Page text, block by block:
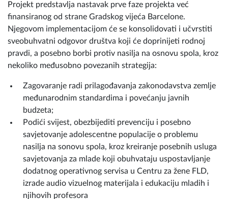
Projekt predstavlja nastavak prve faze projekta već
finansiranog od strane Gradskog vijeća Barcelone.
Njegovom implementacijom će se konsolidovati i učvrstiti
sveobuhvatni odgovor društva koji će doprinijeti rodnoj
pravdi, a posebno borbi protiv nasilja na osnovu spola, kroz
nekoliko međusobno povezanih strategija:
Zagovaranje radi prilagođavanja zakonodavstva zemlje
međunarodnim standardima i povećanju javnih
budzeta;
Podići svijest, obezbijediti prevenciju i posebno
savjetovanje adolescentne populacije o problemu
nasilja na sonovu spola, kroz kreiranje posebnih usluga
savjetovanja za mlade koji obuhvataju uspostavljanje
dodatnog operativnog servisa u Centru za žene FLD,
izrade audio vizuelnog materijala i edukaciju mladih i
njihovih profesora